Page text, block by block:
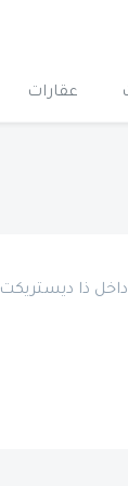
عقارات
ذا ديستريكت